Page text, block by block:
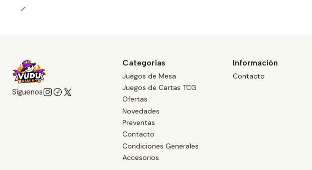
Síguenos
Categorías
Juegos de Mesa
Juegos de Cartas TCG
Ofertas
Novedades
Preventas
Contacto
Condiciones Generales
Accesorios
Información
Contacto